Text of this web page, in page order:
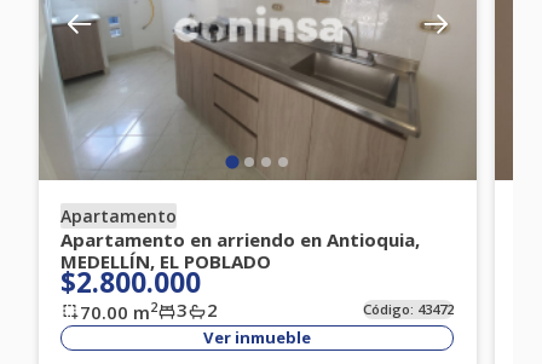
Apartamento
Apartamento en arriendo en Antioquia,
MEDELLÍN, EL POBLADO
$2.800.000
70.00 m2 3 2 Código: 43472
Ver inmueble